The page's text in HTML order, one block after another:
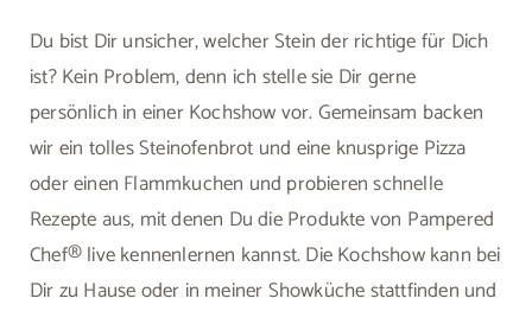
Du bist Dir unsicher, welcher Stein der richtige für Dich
ist? Kein Problem, denn ich stelle sie Dir gerne
persönlich in einer Kochshow vor. Gemeinsam backen
wir ein tolles Steinofenbrot und eine knusprige Pizza
oder einen Flammkuchen und probieren schnelle
Rezepte aus, mit denen Du die Produkte von Pampered
Chef® live kennenlernen kannst. Die Kochshow kann bei
Dir zu Hause oder in meiner Showküche stattfinden und